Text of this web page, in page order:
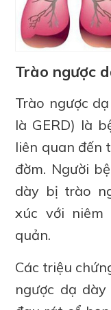
Trào ngược
Trào ngược
là GERD) là
liên quan đến
đờm. Người
dày bị trào
xúc với niêm
quản.
Các triệu
ngược dạ